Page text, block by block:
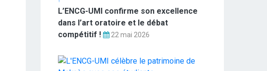
L’ENCG-UMI confirme son excellence
dans l’art oratoire et le débat
compétitif !
22 mai 2026